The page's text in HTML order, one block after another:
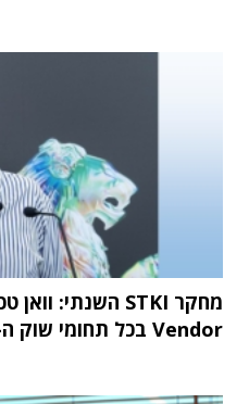
Vendor בכל תחומי שוק ה-IT